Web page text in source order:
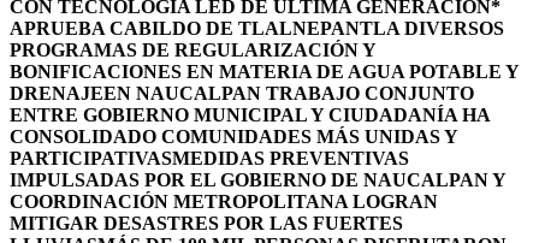
CON TECNOLOGÍA LED DE ÚLTIMA GENERACIÓN*
APRUEBA CABILDO DE TLALNEPANTLA DIVERSOS
PROGRAMAS DE REGULARIZACIÓN Y
BONIFICACIONES EN MATERIA DE AGUA POTABLE Y
DRENAJEEN NAUCALPAN TRABAJO CONJUNTO
ENTRE GOBIERNO MUNICIPAL Y CIUDADANÍA HA
CONSOLIDADO COMUNIDADES MÁS UNIDAS Y
PARTICIPATIVASMEDIDAS PREVENTIVAS
IMPULSADAS POR EL GOBIERNO DE NAUCALPAN Y
COORDINACIÓN METROPOLITANA LOGRAN
MITIGAR DESASTRES POR LAS FUERTES